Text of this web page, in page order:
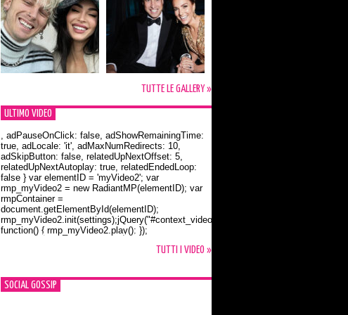
TUTTE LE GALLERY »
ULTIMO VIDEO
Orlando Bloom e la t-shirt dedicata a Flynn
, adPauseOnClick: false, adShowRemainingTime:
true, adLocale: 'it', adMaxNumRedirects: 10,
adSkipButton: false, relatedUpNextOffset: 5,
relatedUpNextAutoplay: true, relatedEndedLoop:
false } var elementID = 'myVideo2'; var
rmp_myVideo2 = new RadiantMP(elementID); var
rmpContainer =
document.getElementById(elementID);
rmp_myVideo2.init(settings);jQuery("#context_video2").one("mouseover",
function() { rmp_myVideo2.play(); });
TUTTI I VIDEO »
SOCIAL GOSSIP